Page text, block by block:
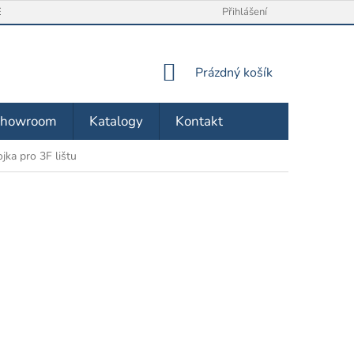
VRÁCENÍ ZBOŽÍ OBCHODNÍ PODMÍNKY
Přihlášení
NÁKUPNÍ
Prázdný košík
Katalogy Kontakt
pro 3F lištu